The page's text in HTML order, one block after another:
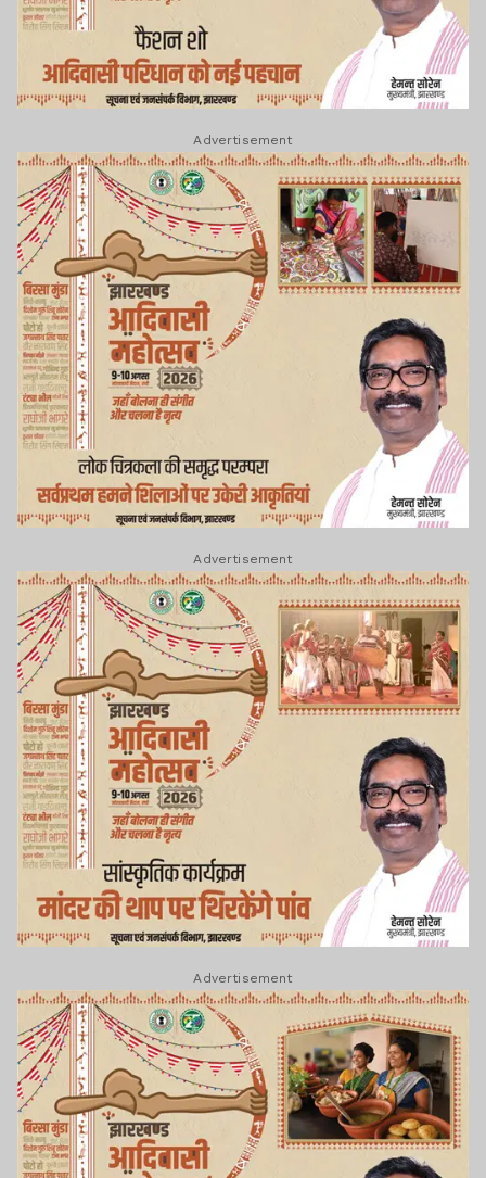
Advertisement
Advertisement
Advertisement